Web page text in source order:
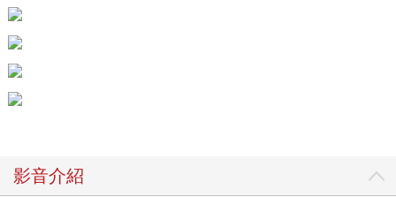
影音介紹